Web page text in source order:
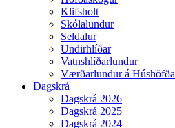
Klifsholt
Skólalundur
Seldalur
Undirhlíðar
Vatnshlíðarlundur
Værðarlundur á Húshöfða
Dagskrá
Dagskrá 2026
Dagskrá 2025
Dagskrá 2024